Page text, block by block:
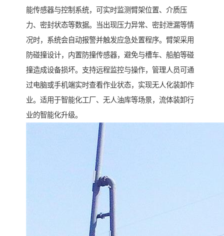
能传感器与控制系统，可实时监测臂架位置、介质压
力、密封状态等数据。当出现压力异常、密封泄漏等情
况时，系统会自动报警并触发应急处置程序。臂架采用
防碰撞设计，内置防撞传感器，避免与槽车、船舶等碰
撞造成设备损坏。支持远程监控与操作，管理人员可通
过电脑或手机端实时查看作业状态，实现无人化装卸作
业。适用于智能化工厂、无人油库等场景，流体装卸行
业的智能化升级。